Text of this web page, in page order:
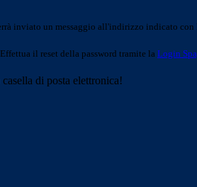
inviato un messaggio all'indirizzo indicato con
il reset della password tramite la Login
di posta elettronica!